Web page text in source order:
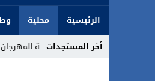
الرئيسية محلية
أخر المستجدات
عشية